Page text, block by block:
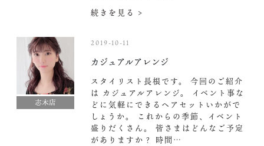
続きを見る >
志木店
2019-10-11
カジュアルアレンジ
スタイリスト長根です。 今回のご紹介
は カジュアルアレンジ。 イベント事な
どに気軽にできるヘアセットいかがで
しょうか。 これからの季節、イベント
盛りだくさん。 皆さまはどんなご予定
がありますか？ 時間…